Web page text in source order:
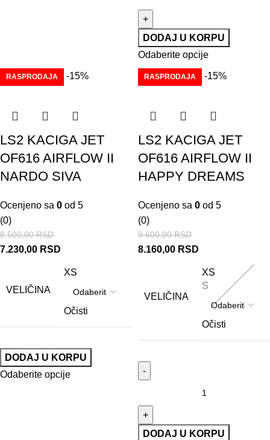
DODAJ U KORPU
Odaberite opcije
RASPRODAJA -15%
LS2 KACIGA JET
OF616 AIRFLOW II
NARDO SIVA
Ocenjeno sa 0 od 5
(0)
8.500,00RSD
7.230,00 RSD
VELIČINA
XS
Očisti
DODAJ U KORPU
Odaberite opcije
RASPRODAJA -15%
LS2 KACIGA JET
OF616 AIRFLOW II
HAPPY DREAMS
Ocenjeno sa 0 od 5
(0)
9.600,00RSD
8.160,00 RSD
VELIČINA
XS
S
Očisti
DODAJ U KORPU